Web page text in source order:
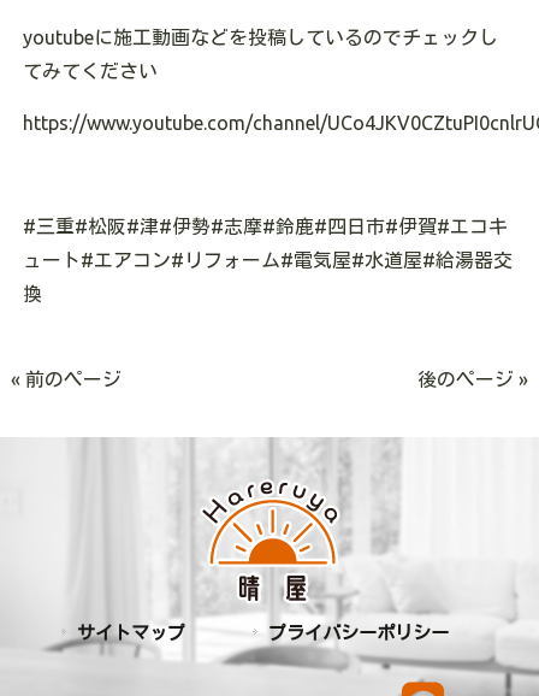
youtubeに施工動画などを投稿しているのでチェックし
てみてください
https://www.youtube.com/channel/
#三重#松阪#津#伊勢#志摩#鈴鹿#四日市#伊賀#エコキ
ュート#エアコン#リフォーム#電気屋#水道屋#給湯器交
換
« 前のページ 後のページ »
サイトマップ プライバシーポリシー